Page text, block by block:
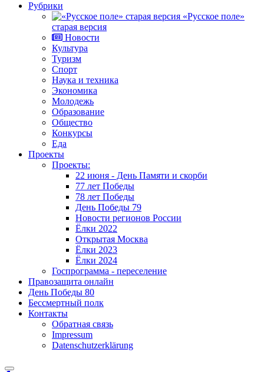
Рубрики
«Русское поле»
старая версия
Новости
Культура
Туризм
Спорт
Наука и техника
Экономика
Молодежь
Образование
Общество
Конкурсы
Еда
Проекты
Проекты:
22 июня - День Памяти и скорби
77 лет Победы
78 лет Победы
День Победы 79
Новости регионов России
Ёлки 2022
Открытая Москва
Ёлки 2023
Ёлки 2024
Госпрограмма - переселение
Правозащита онлайн
День Победы 80
Бессмертный полк
Контакты
Обратная связь
Impressum
Datenschutzerklärung